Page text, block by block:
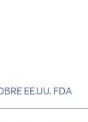
EE.UU. FDA